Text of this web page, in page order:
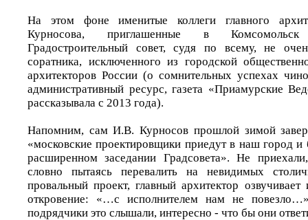
На этом фоне именитые коллеги главного
Курносова, приглашенные в
Градостроительный совет, судя по всему, не
соратника, исключенного из городской
архитекторов России (о сомнительных успехах
административный ресурс, газета «Приамурские
рассказывала с 2013 года).
Напомним, сам И.В. Курносов прошлой зимой
«московские проектировщики приедут в наш город и
расширенном заседании Градсовета». Не
словно пытаясь перевалить на невидимых
провальный проект, главный архитектор
откровение: «…с исполнителем нам не
подрядчики это слышали, интересно - что бы они